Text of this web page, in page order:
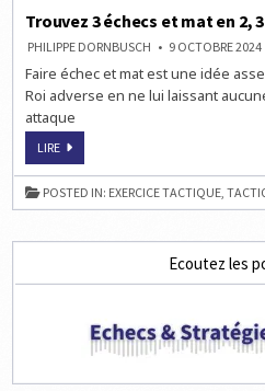
Trouvez 3 échecs et mat en 2,
PHILIPPE DORNBUSCH 9 OCTOBRE 2024
Faire échec et mat est une idée
Roi adverse en ne lui laissant
attaque
LIRETROUVEZ
ÉCHECS
ET
MAT
EN
3
POSTED IN: EXERCICE TACTIQUE ,
Ecoutez les